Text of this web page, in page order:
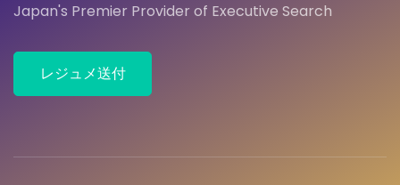
Japan's Premier Provider of Executive Search
レジュメ送付